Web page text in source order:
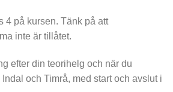
4 på kursen. Tänk på att
inte är tillåtet.
efter din teorihelg och när du
och Timrå, med start och avslut i